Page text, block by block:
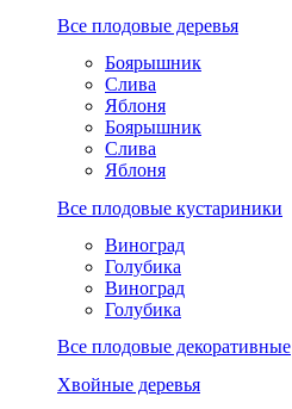
Все плодовые деревья
Боярышник
Слива
Яблоня
Боярышник
Слива
Яблоня
Все плодовые кустариники
Виноград
Голубика
Виноград
Голубика
Все плодовые декоративные
Хвойные деревья